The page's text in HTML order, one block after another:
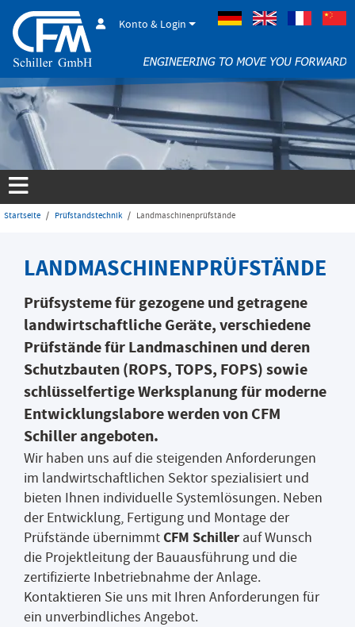
Konto & Login
Startseite Prüfstandstechnik Landmaschinenprüfstände
LANDMASCHINEN­PRÜFSTÄNDE
Prüfsysteme für gezogene und getragene
landwirtschaftliche Geräte, verschiedene
Prüfstände für Landmaschinen und deren
Schutzbauten (ROPS, TOPS, FOPS) sowie
schlüsselfertige Werksplanung für moderne
Entwicklungslabore werden von CFM
Schiller angeboten.
Wir haben uns auf die steigenden Anforderungen
im landwirtschaftlichen Sektor spezialisiert und
bieten Ihnen individuelle Systemlösungen. Neben
der Entwicklung, Fertigung und Montage der
Prüfstände übernimmtCFM Schiller auf Wunsch
die Projektleitung der Bauausführung und die
zertifizierte Inbetriebnahme der Anlage.
Kontaktieren Sie uns mit Ihren Anforderungen für
ein unverbindliches Angebot.